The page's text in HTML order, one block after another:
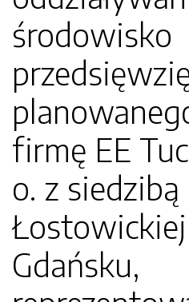
środowisko
firmę EE
o. z
Gdańsku,